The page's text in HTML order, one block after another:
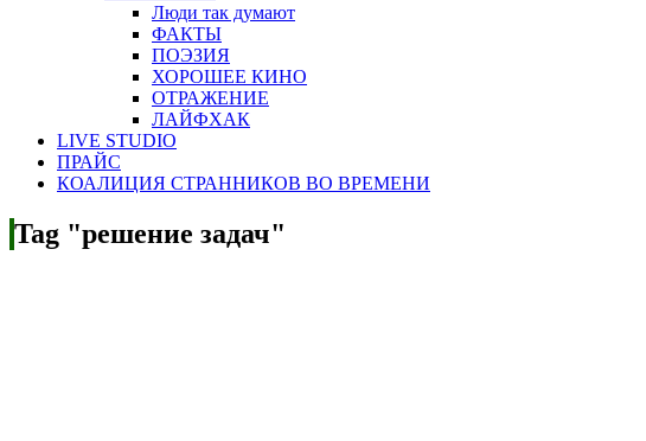
Люди так думают
ФАКТЫ
ПОЭЗИЯ
ХОРОШЕЕ КИНО
ОТРАЖЕНИЕ
ЛАЙФХАК
LIVE STUDIO
ПРАЙС
КОАЛИЦИЯ СТРАННИКОВ ВО ВРЕМЕНИ
Tag "решение задач"